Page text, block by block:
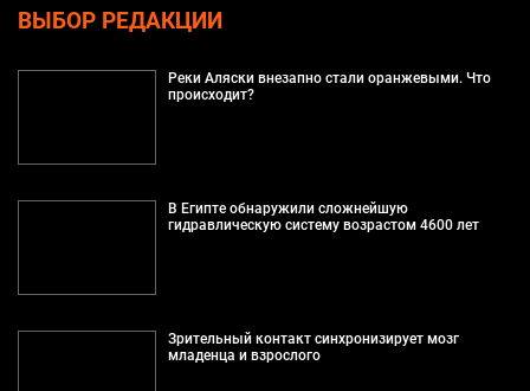
ВЫБОР РЕДАКЦИИ
Реки Аляски внезапно стали оранжевыми. Что
происходит?
В Египте обнаружили сложнейшую
гидравлическую систему возрастом 4600 лет
Зрительный контакт синхронизирует мозг
младенца и взрослого